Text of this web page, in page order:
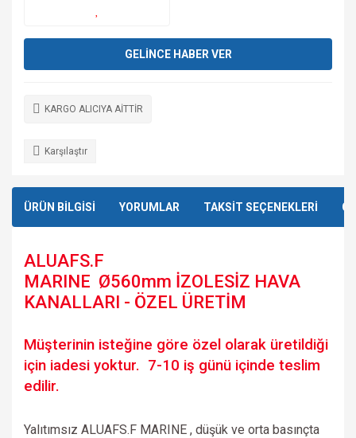
GELİNCE HABER VER
KARGO ALICIYA AİTTİR
Karşılaştır
ÜRÜN BİLGİSİ YORUMLAR TAKSİT SEÇENEKLERİ
ALUAFS.F
MARINE Ø560mm İZOLESİZ HAVA
KANALLARI - ÖZEL ÜRETİM
Müşterinin isteğine göre özel olarak üretildiği
için iadesi yoktur. 7-10 iş günü içinde teslim
edilir.
Yalıtımsız ALUAFS.F MARINE , düşük ve orta basınçta